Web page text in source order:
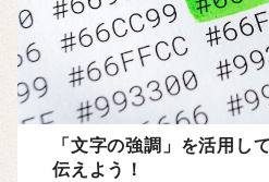
「文字の強調」を活用し
伝えよう！